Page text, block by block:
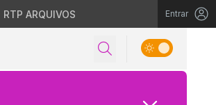
RTP ARQUIVOS Entrar